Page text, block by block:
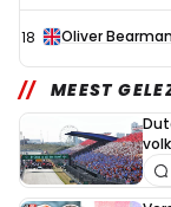
18 Oliver Bearman
MEEST